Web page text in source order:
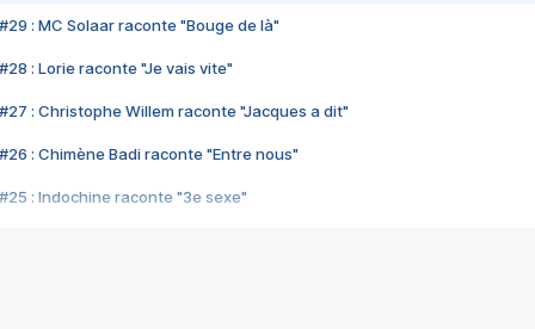
#29 : MC Solaar raconte "Bouge de là"
#28 : Lorie raconte "Je vais vite"
#27 : Christophe Willem raconte "Jacques a dit"
#26 : Chimène Badi raconte "Entre nous"
#25 : Indochine raconte "3e sexe"